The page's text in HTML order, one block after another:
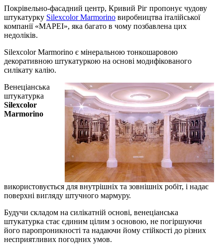
Покрівельно-фасадний центр, Кривий Ріг пропонує чудову
штукатурку Silexcolor Marmorino виробництва італійської
компанії «MAPEI», яка багато в чому позбавлена ​​цих
недоліків.
Silexcolor Marmorino є мінеральною тонкошаровою
декоративною штукатуркою на основі модифікованого
силікату калію.
Венеціанська
штукатурка
Silexcolor
Marmorino
використовується для внутрішніх та зовнішніх робіт, і надає
поверхні вигляду штучного мармуру.
Будучи складом на силікатній основі, венеціанська
штукатурка стає єдиним цілим з основою, не погіршуючи
його паропроникності та надаючи йому стійкості до різних
несприятливих погодних умов.